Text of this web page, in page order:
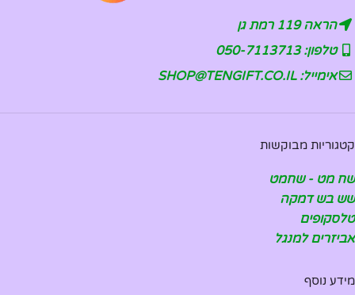
הראה 119 רמת גן
טלפון: 050-7113713
אימייל: SHOP@TENGIFT.CO.IL
קטגוריות מבוקשות
שח מט - שחמט
שש בש דמקה
טלסקופים
אביזרים למנגל
מידע נוסף